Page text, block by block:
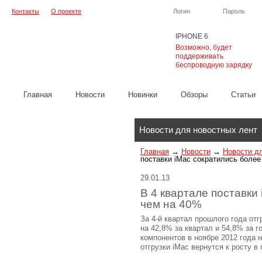
IPHONE 6
Возможно, будет
поддерживать
беспроводную зарядку
Логин Пароль
Контакты О проекте
Главная Новости Новинки Обзоры Cтатьи
Новости для новостных лент
Главная → Новости → Новости
поставки iMac сократились
29.01.13
В 4 квартале
чем на 40%
За 4-й квартал прошлого года
на 42,8% за квартал и 54,8% за
компонентов в ноябре 2012 года
отгрузки iMac вернутся к росту